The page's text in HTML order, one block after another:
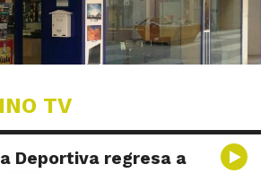
TV
Deportiva regresa a